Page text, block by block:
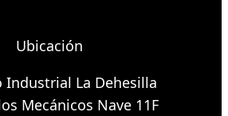
Ubicación
Industrial La Dehesilla
Mecánicos Nave 11F